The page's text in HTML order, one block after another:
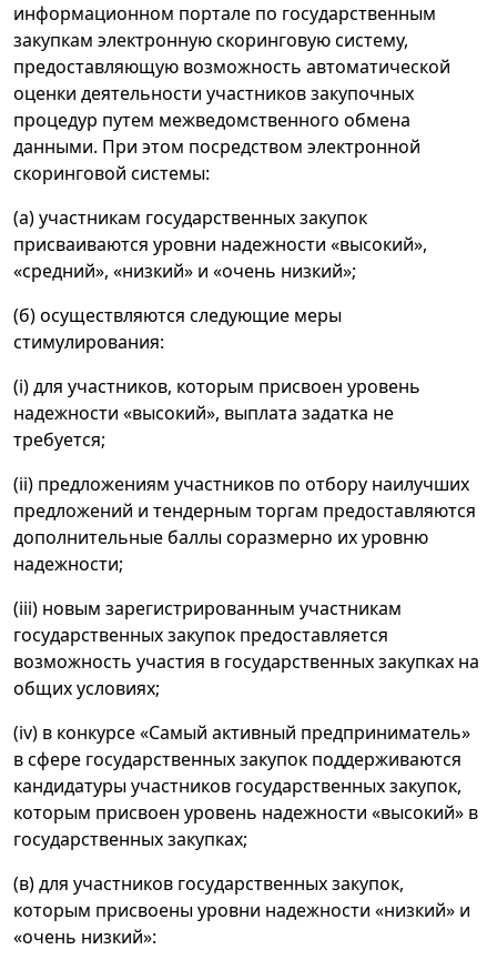
информационном портале по государственным
закупкам электронную скоринговую систему,
предоставляющую возможность автоматической
оценки деятельности участников закупочных
процедур путем межведомственного обмена
данными. При этом посредством электронной
скоринговой системы:
(а) участникам государственных закупок
присваиваются уровни надежности «высокий»,
«средний», «низкий» и «очень низкий»;
(б) осуществляются следующие меры
стимулирования:
(i) для участников, которым присвоен уровень
надежности «высокий», выплата задатка не
требуется;
(ii) предложениям участников по отбору наилучших
предложений и тендерным торгам предоставляются
дополнительные баллы соразмерно их уровню
надежности;
(iii) новым зарегистрированным участникам
государственных закупок предоставляется
возможность участия в государственных закупках на
общих условиях;
(iv) в конкурсе «Самый активный предприниматель»
в сфере государственных закупок поддерживаются
кандидатуры участников государственных закупок,
которым присвоен уровень надежности «высокий» в
государственных закупках;
(в) для участников государственных закупок,
которым присвоены уровни надежности «низкий» и
«очень низкий»: